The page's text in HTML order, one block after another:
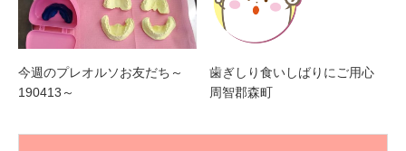
今週のプレオルソお友だち～
190413～
歯ぎしり食いしばりにご用心
周智郡森町